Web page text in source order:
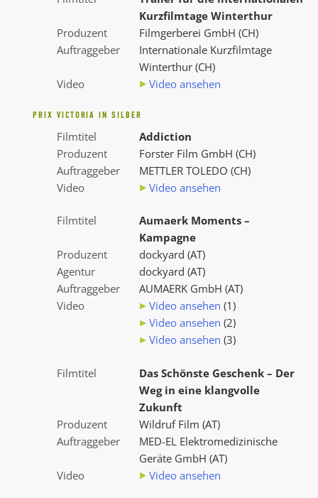
Kurzfilmtage Winterthur
Produzent
Filmgerberei GmbH (CH)
Auftraggeber
Internationale Kurzfilmtage
Winterthur (CH)
Video
Video ansehen
PRIX VICTORIA IN SILBER
Filmtitel
Addiction
Produzent
Forster Film GmbH (CH)
Auftraggeber
METTLER TOLEDO (CH)
Video
Video ansehen
Filmtitel
Aumaerk Moments –
Kampagne
Produzent
dockyard (AT)
Agentur
dockyard (AT)
Auftraggeber
AUMAERK GmbH (AT)
Video
Video ansehen (1)
Video ansehen (2)
Video ansehen (3)
Filmtitel
Das Schönste Geschenk – Der
Weg in eine klangvolle
Zukunft
Produzent
Wildruf Film (AT)
Auftraggeber
MED-EL Elektromedizinische
Geräte GmbH (AT)
Video
Video ansehen